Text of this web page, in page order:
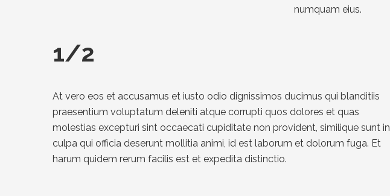
numquam eius.
1/2
At vero eos et accusamus et iusto odio dignissimos ducimus qui blanditiis
praesentium voluptatum deleniti atque corrupti quos dolores et quas
molestias excepturi sint occaecati cupiditate non provident, similique sunt in
culpa qui officia deserunt mollitia animi, id est laborum et dolorum fuga. Et
harum quidem rerum facilis est et expedita distinctio.